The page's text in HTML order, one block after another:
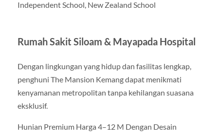
Independent School, New Zealand School
Rumah Sakit Siloam & Mayapada Hospital
Dengan lingkungan yang hidup dan fasilitas lengkap,
penghuni The Mansion Kemang dapat menikmati
kenyamanan metropolitan tanpa kehilangan suasana
eksklusif.
Hunian Premium Harga 4–12 M Dengan Desain